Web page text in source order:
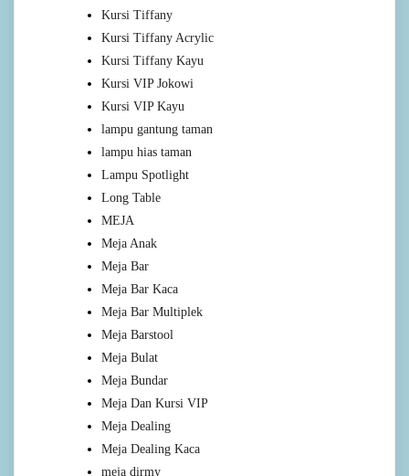
Kursi Tiffany
Kursi Tiffany Acrylic
Kursi Tiffany Kayu
Kursi VIP Jokowi
Kursi VIP Kayu
lampu gantung taman
lampu hias taman
Lampu Spotlight
Long Table
MEJA
Meja Anak
Meja Bar
Meja Bar Kaca
Meja Bar Multiplek
Meja Barstool
Meja Bulat
Meja Bundar
Meja Dan Kursi VIP
Meja Dealing
Meja Dealing Kaca
meja dirmy